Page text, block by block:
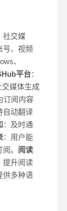
社交媒
号、视频
、
平台：
媒体生成
订阅内容
自动翻译
：及时通
：用户能
。 阅读
提升阅读
供多种语